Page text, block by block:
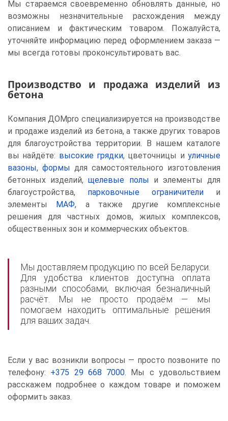
Мы стараемся своевременно обновлять данные, но
возможны незначительные расхождения между
описанием и фактическим товаром. Пожалуйста,
уточняйте информацию перед оформлением заказа —
мы всегда готовы проконсультировать вас.
Производство и продажа изделий из
бетона
Компания ДОМpro специализируется на производстве
и продаже изделий из бетона, а также других товаров
для благоустройства территории. В нашем каталоге
вы найдёте: высокие грядки, цветочницы иуличные
вазоны, формы для самостоятельного изготовления
бетонных изделий,щелевые полы и элементы для
благоустройства, парковочные ограничители и
элементы МАФ, а также другие комплексные
решения для частных домов, жилых комплексов,
общественных зон и коммерческих объектов.
Мы доставляем продукцию по всей Беларуси.
Для удобства клиентов доступна оплата
разными способами, включая безналичный
расчёт. Мы не просто продаём — мы
помогаем находить оптимальные решения
для ваших задач.
Если у вас возникли вопросы — просто позвоните по
телефону: +375 29 668 7000. Мы с удовольствием
расскажем подробнее о каждом товаре и поможем
оформить заказ.